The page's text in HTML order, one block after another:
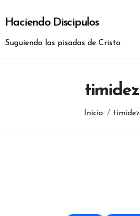
contenido
Haciendo Discipulos
Suguiendo las pisadas de Cristo
timidez
Inicio timidez